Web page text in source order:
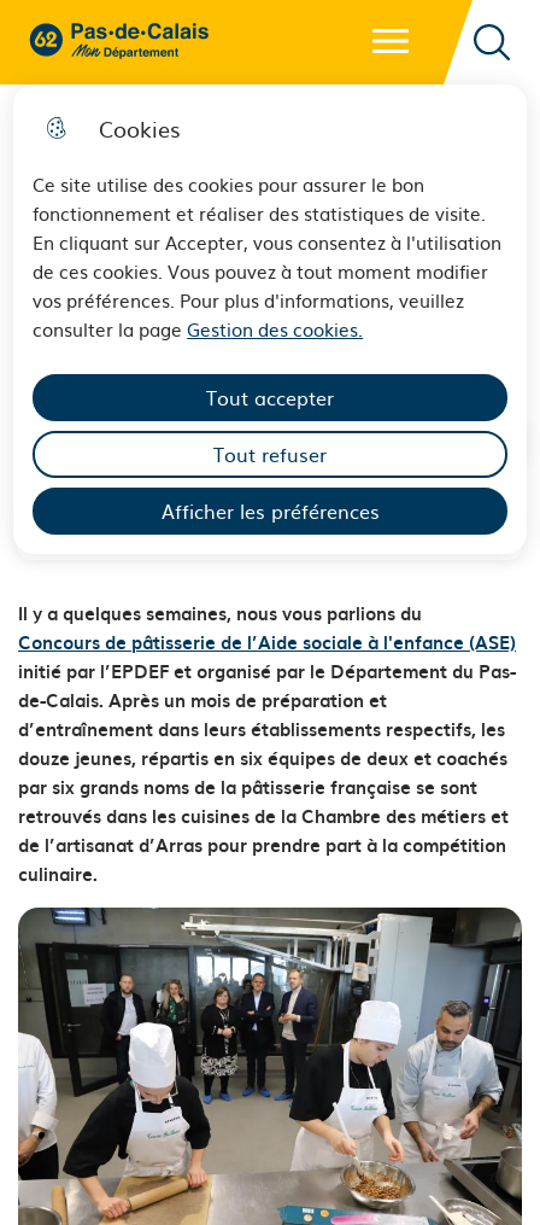
Cookies
Ce site utilise des cookies pour assurer le bon
fonctionnement et réaliser des statistiques de visite.
En cliquant sur Accepter, vous consentez à l'utilisation
de ces cookies. Vous pouvez à tout moment modifier
vos préférences. Pour plus d'informations, veuillez
consulter la pageGestion des cookies.
Afficher les préférences
Tout accepter
Tout refuser
62 - Pas-de-Calais Mon Département - Retour à l'accueil
Concours de pâtisserie de
l’ASE : ils se sont débrouillés
comme des chefs
Sommaire
Il y a quelques semaines, nous vous parlions du
Concours de pâtisserie de l’Aide sociale à l'enfance (ASE)
initié par l’EPDEF et organisé par le Département du Pas-
de-Calais. Après un mois de préparation et
d’entraînement dans leurs établissements respectifs, les
douze jeunes, répartis en six équipes de deux et coachés
par six grands noms de la pâtisserie française se sont
retrouvés dans les cuisines de la Chambre des métiers et
de l’artisanat d’Arras pour prendre part à la compétition
culinaire.